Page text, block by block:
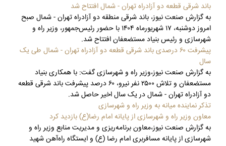
باند شرقی قطعه دو آزادراه تهران - شمال افتتاح شد
به گزارش صنعت نیوز، باند شرقی منطقه دو آزادراه تهران - شمال صبح
امروز دوشنبه، ۱۷ شهریورماه ۱۴۰۴ با حضور رئیس‌جمهور، وزیر راه و
شهرسازی و رئیس بنیاد مستضعفان افتتاح شد.
پیشرفت ۶۰ درصدی باند شرقی قطعه دو آزادراه تهران - شمال طی یک
سال
به گزارش صنعت نیوز،وزیر راه و شهرسازی گفت: با همکاری بنیاد
مستضعفان و تلاش ۲۵۰۰ نفر نیرو، ۶۰ درصد پیشرفت باند شرقی قطعه
دو آزادراه تهران - شمال در یک سال اخیر حاصل شد.
تذکر نماینده میانه به وزیر راه و شهرسازی
معاون وزیر راه و شهرسازی از پایانه امام رضا(ع) بازدید کرد
به گزارش صنعت نیوز،معاون برنامه‌ریزی و مدیریت منابع وزیر راه و
شهرسازی از پایانه مسافربری امام رضا (ع) و ایستگاه راه‌آهن شهید